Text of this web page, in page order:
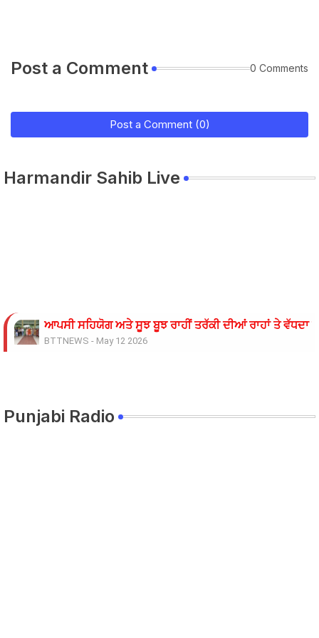
Post a Comment 0 Comments
Post a Comment (0)
Harmandir Sahib Live
ਆਪਸੀ ਸਹਿਯੋਗ ਅਤੇ ਸੂਝ ਬੂਝ ਰਾਹੀਂ ਤਰੱਕੀ ਦੀਆਂ ਰਾਹਾਂ ਤੇ ਵੱਧਦਾ
BTTNEWS - May 12 2026
ਟਰੱਕ ਦੀ ਟੱਕਰ ਨਾਲ ਬਾਈਕ ਸਵਾਰ ਦੀ ਮੌਕੇ ਤੇ ਮੌਤ
Punjabi Radio